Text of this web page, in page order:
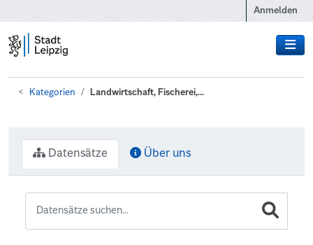
Anmelden
Kategorien Landwirtschaft, Fischerei,...
Datensätze Über uns